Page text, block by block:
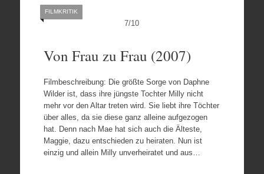
7/10
FILMKRITIK
Von Frau zu Frau (2007)
Filmbeschreibung: Die größte Sorge von Daphne
Wilder ist, dass ihre jüngste Tochter Milly nicht
mehr vor den Altar treten wird. Sie liebt ihre Töchter
über alles, da sie diese ganz alleine aufgezogen
hat. Denn nach Mae hat sich auch die Älteste,
Maggie, dazu entschieden zu heiraten. Nun ist
einzig und allein Milly unverheiratet und aus…